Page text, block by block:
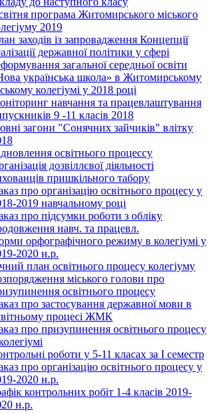
програма Житомирського міського
2019
заходів із запровадження Концепції
державної політики у сфері
загальної середньої освіти
українська школа» в Житомирському
колегіумі у 2018 році
навчання та працевлаштування
9 -11 класів 2018
загони "Сонячних зайчиків" влітку
освітнього процессу
дозвіллєвої діяльності
пришкільного табору
про організацію освітнього процесу у
2019 навчальному році
про підсумки роботи з обліку
навч. та працевл.
орфографічного режиму в колегіумі у
2020 н.р.
план освітнього процесу колегіуму
міського голови про
освітнього процесу
про застосування державної мови в
процесі ЖМК
про призупинення освітнього процесу
роботи у 5-11 класах за І семестр
про організацію освітнього процесу у
2020 н.р.
контрольних робіт 1-4 класів 2019-
н.р.